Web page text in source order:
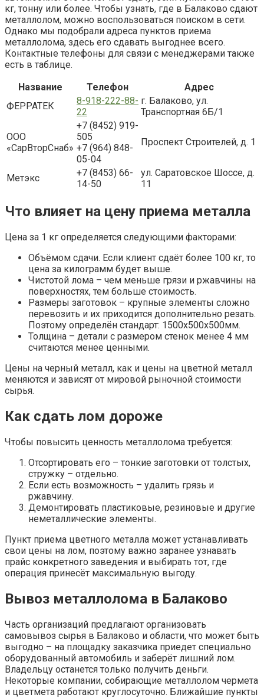
кг, тонну или более. Чтобы узнать, где в Балаково сдают
металлолом, можно воспользоваться поиском в сети.
Однако мы подобрали адреса пунктов приема
металлолома, здесь его сдавать выгоднее всего.
Контактные телефоны для связи с менеджерами также
есть в таблице.
Название
Телефон
Адрес
ФЕРРАТЕК
8-918-222-88-
22
г. Балаково, ул.
Транспортная 6Б/1
ООО
«СарВторСнаб»
+7 (8452) 919-
505
+7 (964) 848-
05-04
Проспект Строителей, д. 1
Метэкс
+7 (8453) 66-
14-50
ул. Саратовское Шоссе, д.
11
Что влияет на цену приема металла
Цена за 1 кг определяется следующими факторами:
Объёмом сдачи. Если клиент сдаёт более 100 кг, то
цена за килограмм будет выше.
Чистотой лома – чем меньше грязи и ржавчины на
поверхностях, тем больше стоимость.
Размеры заготовок – крупные элементы сложно
перевозить и их приходится дополнительно резать.
Поэтому определён стандарт: 1500х500х500мм.
Толщина – детали с размером стенок менее 4 мм
считаются менее ценными.
Цены на черный металл, как и цены на цветной металл
меняются и зависят от мировой рыночной стоимости
сырья.
Как сдать лом дороже
Чтобы повысить ценность металлолома требуется:
Отсортировать его – тонкие заготовки от толстых,
стружку – отдельно.
Если есть возможность – удалить грязь и
ржавчину.
Демонтировать пластиковые, резиновые и другие
неметаллические элементы.
Пункт приема цветного металла может устанавливать
свои цены на лом, поэтому важно заранее узнавать
прайс конкретного заведения и выбирать тот, где
операция принесёт максимальную выгоду.
Вывоз металлолома в Балаково
Часть организаций предлагают организовать
самовывоз сырья в Балаково и области, что может быть
выгодно – на площадку заказчика приедет специально
оборудованный автомобиль и заберёт лишний лом.
Владельцу останется только получить деньги.
Некоторые компании, собирающие металлолом чермета
и цветмета работают круглосуточно. Ближайшие пункты